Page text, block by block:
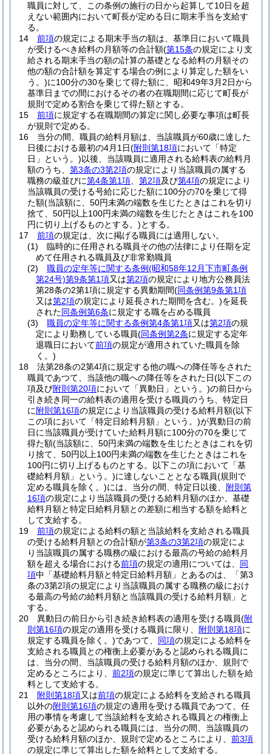
職員に対して、この条例の施行の日から起算して10日を超
えない範囲内において町長が定める日に期末手当を支給す
る。
14
前項の規定による期末手当の額は、基準日において職員
が受けるべき給料の月額等の合計額(第15条の規定により支
給される期末手当の額の計算の基礎となる給料の月額その
他の額の合計額を算定する場合の例により算定した額をい
う。)に100分の30を乗じて得た額に、昭和49年3月2日から
基準日までの間におけるその者の在職期間に応じて町長が
規則で定める割合を乗じて得た額とする。
15
前項に規定する在職期間の算定に関し必要な事項は町長
が規則で定める。
16
当分の間、職員の給料月額は、当該職員が60歳に達した
日後における最初の4月1日(附則第18項において「特定
日」という。)以後、当該職員に適用される給料表の給料月
額のうち、 第3条の3第2項の規定により当該職員の属する
職務の級並びに第4条第1項 第2項及び第4項の規定により
当該職員の受ける号給に応じた額に100分の70を乗じて得
た額(当該額に、50円未満の端数を生じたときはこれを切り
捨て、50円以上100円未満の端数を生じたときはこれを100
円に切り上げるものとする。)とする。
17
前項の規定は、次に掲げる職員には適用しない。
(1)
臨時的に任用される職員その他の法律により任期を定
めて任用される職員及び非常勤職員
(2)
職員の定年等に関する条例(昭和58年12月下市町条例
第24号)第9条第1項又は第2項の規定により地方公務員法
第28条の2第1項に規定する異動期間(同条例第9条第1項
又は第2項の規定により延長された期間を含む。)を延長
された同条例第6条に規定する職を占める職員
(3)
職員の定年等に関する条例第4条第1項又は第2項の規
定により勤務している職員(同条例第2条に規定する定年
退職日において前項の規定が適用されていた職員を除
く。)
18
法第28条の2第4項に規定する他の職への降任等をされた
職員であつて、当該他の職への降任等をされた日(以下この
項及び附則第20項において「異動日」という。)の前日から
引き続き同一の給料表の適用を受ける職員のうち、特定日
に 附則第16項の規定により当該職員の受ける給料月額(以下
この項において「特定日給料月額」という。)が異動日の前
日に当該職員が受けていた給料月額に100分の70を乗じて
得た額(当該額に、50円未満の端数を生じたときはこれを切
り捨て、50円以上100円未満の端数を生じたときはこれを
100円に切り上げるものとする。以下この項において「基
礎給料月額」という。)に達しないこととなる職員(規則で
定める職員を除く。)には、当分の間、特定日以後、
附則第
16項の規定により当該職員の受ける給料月額のほか、基礎
給料月額と特定日給料月額との差額に相当する額を給料と
して支給する。
19
前項の規定による給料の額と当該給料を支給される職員
の受ける給料月額との合計額が第3条の3第2項の規定によ
り当該職員の属する職務の級における最高の号給の給料月
額を超える場合における前項の規定の適用については、 同
項中「基礎給料月額と特定日給料月額」とあるのは、「第3
条の3第2項の規定により当該職員の属する職務の級におけ
る最高の号給の給料月額と当該職員の受ける給料月額」と
する。
20
異動日の前日から引き続き給料表の適用を受ける職員(附
則第16項の規定の適用を受ける職員に限り、 附則第18項に
規定する職員を除く。)であつて、 同項の規定による給料を
支給される職員との権衡上必要があると認められる職員に
は、当分の間、当該職員の受ける給料月額のほか、規則で
定めるところにより、 前2項の規定に準じて算出した額を給
料として支給する。
21
附則第18項又は前項の規定による給料を支給される職員
以外の附則第16項の規定の適用を受ける職員であつて、任
用の事情を考慮して当該給料を支給される職員との権衡上
必要があると認められる職員には、当分の間、当該職員の
受ける給料月額のほか、規則で定めるところにより、 前3項
の規定に準じて算出した額を給料として支給する。